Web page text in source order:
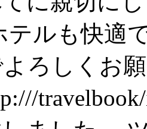
テルも快適
ろしくお